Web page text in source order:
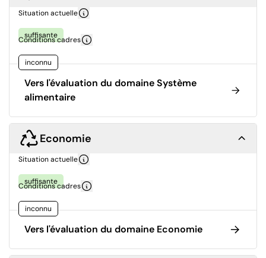
Situation actuelle
suffisante
Conditions cadres
inconnu
Vers l'évaluation du domaine Système
alimentaire
Economie
Situation actuelle
suffisante
Conditions cadres
inconnu
Vers l'évaluation du domaine Economie